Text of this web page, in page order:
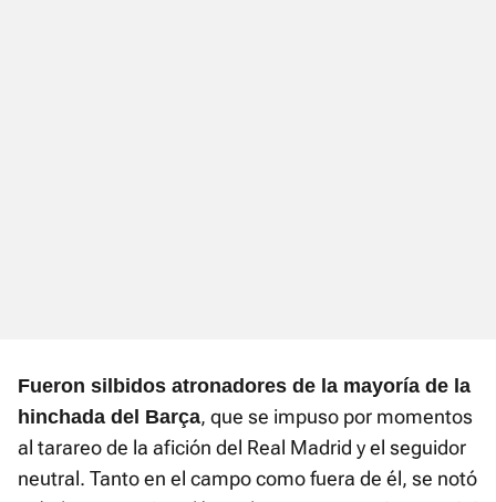
Fueron silbidos atronadores de la mayoría de la
hinchada del Barça, que se impuso por momentos
al tarareo de la afición del Real Madrid y el seguidor
neutral. Tanto en el campo como fuera de él, se notó